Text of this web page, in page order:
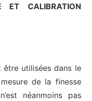
ET CALIBRATION
être utilisées dans le
de la finesse
néanmoins pas